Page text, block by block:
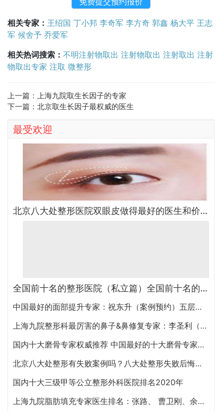
相关专家： 王绍国 丁小邦 李奇军 李方奇 郭鑫 杨大平 王志
军 候舍予 乔爱军
相关热词搜索： 不明注射物取出 注射物取出 注射取出 注射
物取出专家 注取 微整形
上一篇：
上海九院取生长因子的专家
下一篇： 北京取生长因子最权威的医生
最受欢迎
北京八大处整形医院双眼皮做得最好的医生和价格大全
全国前十名的整形医院（私立篇）全国前十名的私立整形医院排名大全
中国最好的面部提升专家：祝东升（案例预约）五层面部提升怎么样？
上海九院整形科最厉害的鼻子&鼻修复专家：李圣利（简介、案例、预约）
国内十大磨骨专家权威推荐 中国最好的十大磨骨专家排名
北京八大处整形有失败案例吗？八大处整形失败后悔怎么办？怎么投诉？
国内十大三级甲等公立整形外科医院排名2020年
上海九院脂肪填充专家医生排名：张路、 曹卫刚、余力（简介、案例、预约）